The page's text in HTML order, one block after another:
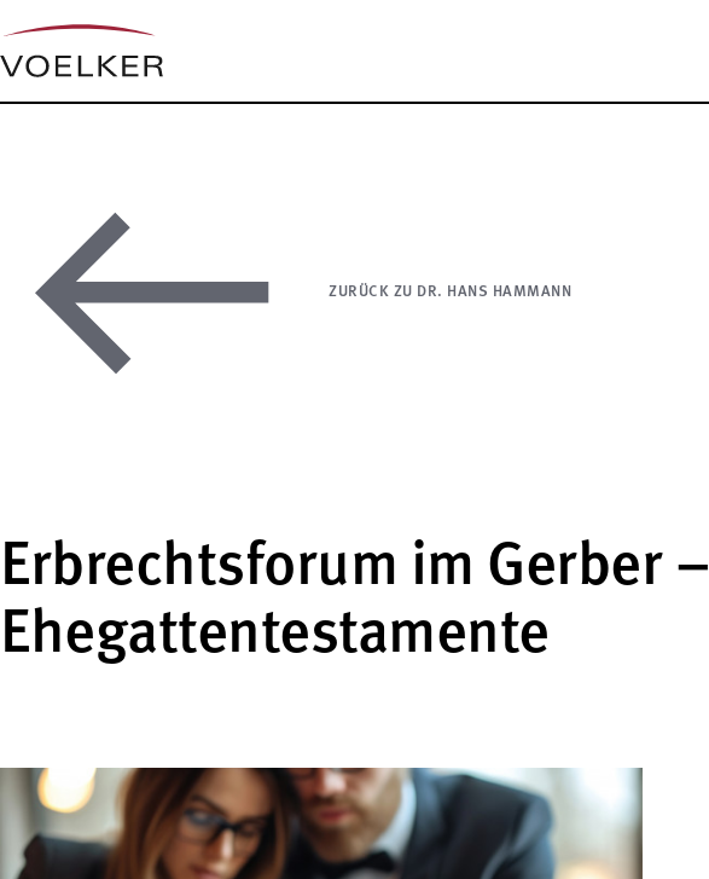
ZURÜCK ZU DR. HANS HAMMANN
Erbrechtsforum im Gerber –
Ehegattentestamente